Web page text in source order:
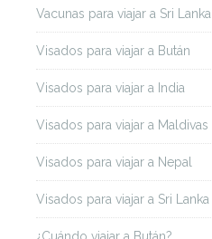
Vacunas para viajar a Sri Lanka
Visados para viajar a Bután
Visados para viajar a India
Visados para viajar a Maldivas
Visados para viajar a Nepal
Visados para viajar a Sri Lanka